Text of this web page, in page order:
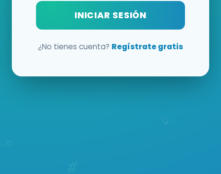
INICIAR SESIÓN
¿No tienes cuenta? Regístrate gratis